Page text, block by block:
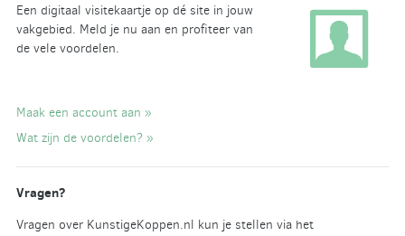
Een digitaal visitekaartje op dé site in jouw
vakgebied. Meld je nu aan en profiteer van
de vele voordelen.
Maak een account aan »
Wat zijn de voordelen? »
Vragen?
Vragen over KunstigeKoppen.nl kun je stellen via het